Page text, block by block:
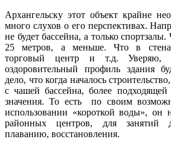
Архангельску этот объект крайне
много слухов о его перспективах.
не будет бассейна, а только
25 метров, а меньше. Что в
торговый центр и т.д. Уверяю,
оздоровительный профиль здания
дело, что когда началось
с чашей бассейна, более
значения. То есть по своим
использовании «короткой воды», он
районных центров, для занятий
плаванию, восстановления.